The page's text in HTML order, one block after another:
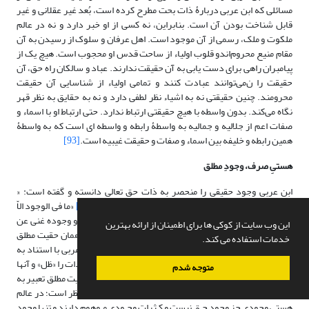
این وب سایت از کوکی ها برای اطمینان از ارائه بهترین
خدمات استفاده می کند.
متوجه شدم
مسائلی که ابن عربی دربارۀ ذات بحت مطرح کرده است، بُعد غیر عقلانی و غیر
قابل شناخت بودن آن است. بنابراین، نه کسی از او خبر دارد و نه در عالم
ملکوت و ملک، رسمی از آن موجود است. اهل عرفان و سلوک از رسیدن به آن
مقام منیع محروم‌اندو قلوب اولیاء از ساحت قدس او محجوب است. هیچ یک از
پیامبران راهی برای دست یابی به آن حقیقت ندارند. عباد و سالکان راه حق، آن
حقیقت را ن‌می‌توانند عبادت کنند و تمامی اولیاء از شناسایی آن حقیقت
محرومند. چنین حقیقتی نه به اشیاء نظر لطفی دارد و نه به حقایق به نظر قهر
نگاه ‌می‌کند. بدون واسطه با هیچ حقیقتی ارتباط ندارد. حتی ارتباط او با اسماء و
صفات اعم از جلالیه و جمالیه به واسطۀ رابطه و واسطه ای است که به واسطۀ
همین رابطه و خلیفه بین اسماء و صفات و حقیقت غیبیه است.[93]
هستیِ صرف، وجودِ مطلق
ابن عربی وجود حقیقی را منحصر به ذات حق تعالی دانسته و گفته است: «
«ما فی الوجود الاّ
الله»،[96] « ان الله هو عین الوجود»[97] «فالله من حیث ذاته و وجوده غنی عن
العالمین»[98] بنابراین، حقیقت وجود منحصر به ذات الهی یا همان حقیت مطلق
است و سایر موجودات در اصل، ظلّ و پرتو آن ذات اند. ابن عربی با استناد به
آیه « أَلَم تَرَ إّلَی رَبِّکَ کَیفَ مَدَّ الظِّلَّ» ( فرقان، 45)، هستی موجودات را «ظل» و آنها
را نِسَب و اضافاتِ اشراقی وجود حق ‌می‌داند.[99] او از این حقیت مطلق تعبیر به
«وجود مطلق» نموده است. زیرا بر این نظر است؛ در عالم